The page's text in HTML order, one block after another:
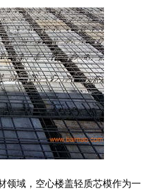
领域，空心楼盖轻质芯模作为一